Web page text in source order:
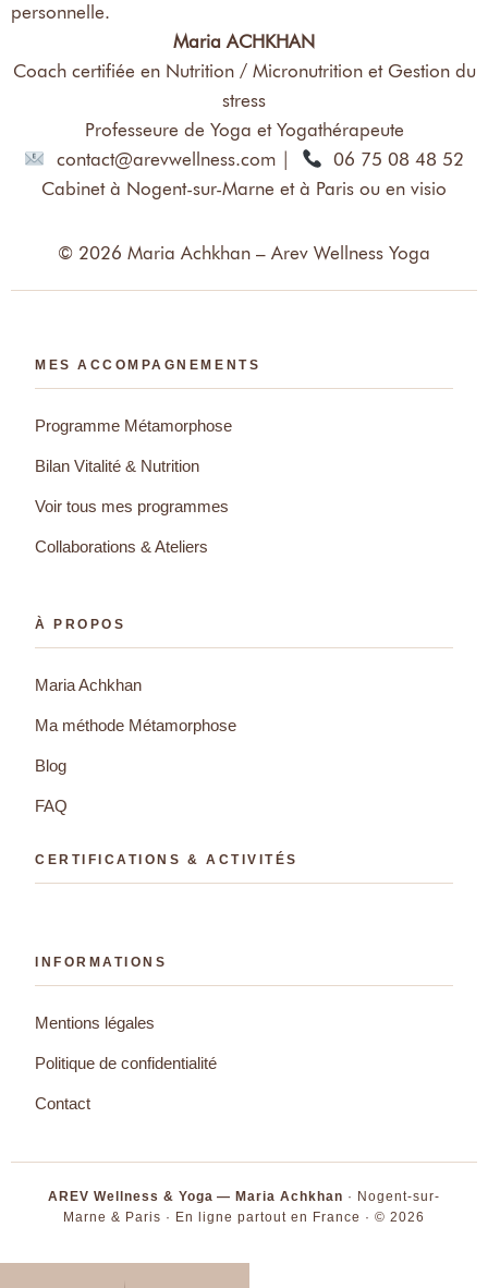
personnelle.
Maria ACHKHAN
Coach certifiée en Nutrition / Micronutrition et Gestion du
stress
Professeure de Yoga et Yogathérapeute
contact@arevwellness.com |
06 75 08 48 52
Cabinet à Nogent-sur-Marne et à Paris ou en visio
© 2026 Maria Achkhan – Arev Wellness Yoga
MES ACCOMPAGNEMENTS
Programme Métamorphose
Bilan Vitalité & Nutrition
Voir tous mes programmes
Collaborations & Ateliers
À PROPOS
Maria Achkhan
Ma méthode Métamorphose
Blog
FAQ
CERTIFICATIONS & ACTIVITÉS
INFORMATIONS
Mentions légales
Politique de confidentialité
Contact
AREV Wellness & Yoga — Maria Achkhan · Nogent-sur-
Marne & Paris · En ligne partout en France · © 2026